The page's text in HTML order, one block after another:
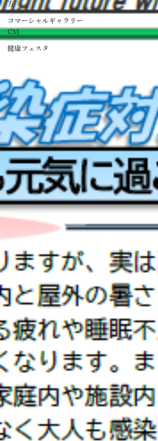
方
コマーシャルギャラリー
CM
健康フェスタ